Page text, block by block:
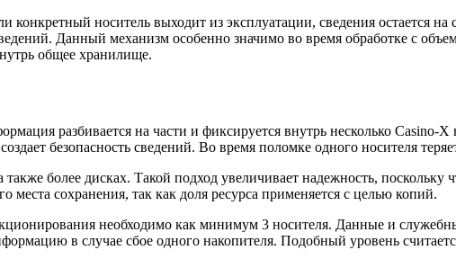
носитель выходит из эксплуатации, сведения остается на
Данный механизм особенно значимо во время обработке с
общее хранилище.
разбивается на части и фиксируется внутрь несколько Casino-
безопасность сведений. Во время поломке одного носителя
более дисках. Такой подход увеличивает надежность, поскольку
сохранения, так как доля ресурса применяется с целью копий.
необходимо как минимум 3 носителя. Данные и
в случае сбое одного накопителя. Подобный уровень